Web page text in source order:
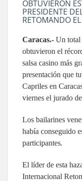
OBTUVIERON
PRESIDENTE
RETOMANDO
Caracas.- Un total
obtuvieron el
salsa casino más
presentación que
Capriles en
viernes el jurado
Los bailarines
había conseguido
participantes.
El líder de esta
Internacional